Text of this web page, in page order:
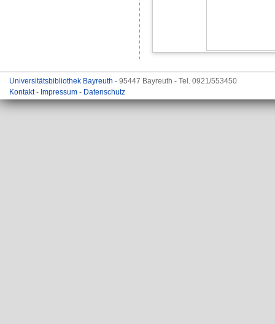
Universitätsbibliothek Bayreuth - 95447 Bayreuth - Tel. 0921/553450
Kontakt- Impressum - Datenschutz